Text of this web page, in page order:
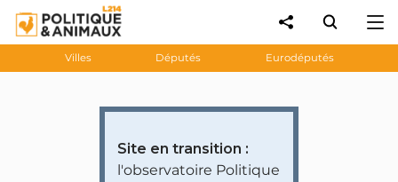
Villes Députés Eurodéputés
Site en transition :
l'observatoire Politique